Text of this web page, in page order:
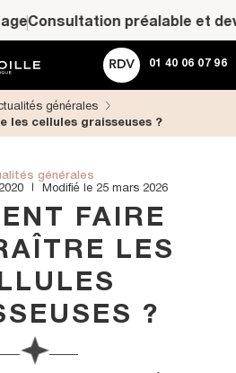
préalable et devis
01 40 06 07 96
UNE CARTE CADEAU
générales
les cellules graisseuses ?
FAIRE
LES
?
Modifié le 25 mars 2026
générales